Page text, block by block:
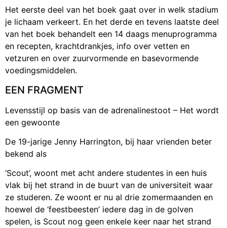
Het eerste deel van het boek gaat over in welk stadium
je lichaam verkeert. En het derde en tevens laatste deel
van het boek behandelt een 14 daags menuprogramma
en recepten, krachtdrankjes, info over vetten en
vetzuren en over zuurvormende en basevormende
voedingsmiddelen.
EEN FRAGMENT
Levensstijl op basis van de adrenalinestoot – Het wordt
een gewoonte
De 19-jarige Jenny Harrington, bij haar vrienden beter
bekend als
‘Scout’, woont met acht andere studentes in een huis
vlak bij het strand in de buurt van de universiteit waar
ze studeren. Ze woont er nu al drie zomermaanden en
hoewel de ‘feestbeesten’ iedere dag in de golven
spelen, is Scout nog geen enkele keer naar het strand